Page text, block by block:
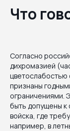
Что
Согласно
дихромазией
цветослабостью
признаны
ограничениями.
быть допущены к
войска, где
например, в